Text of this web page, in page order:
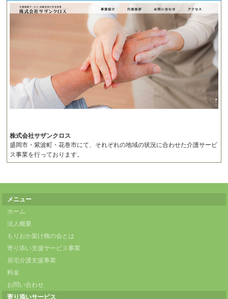
株式会社サザンクロス
盛岡市・紫波町・花巻市にて、それぞれの地域の状況に合わせた介護サービ
ス事業を行っております。
メニュー
ホーム
法人概要
もりおか架け橋の会とは
寄り添い支援サービス事業
居宅介護支援事業
料金
お問い合わせ
寄り添いサービス